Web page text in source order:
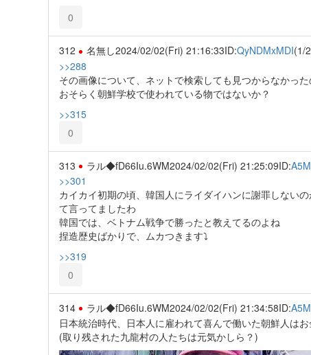
0
312 名無し2024/02/02(Fri) 21:16:33ID:QyNDMxMDI(1/
>>288
その画像について、ネットで検索しても見つからなかった
おそらく朝鮮学校で使われている物ではないか？
>>315
0
313 ラル◆fD66Iu.6WM2024/02/02(Fri) 21:25:09ID:
>>301
カイカイ初期の頃、韓国人にライダイハンに謝罪しない
て言ってましたわ
韓国では、ベトナム戦争で勝ったと教えてるのよね
捏造歴史ばかりで、ムカつきます⤵️
>>319
0
314 ラル◆fD66Iu.6WM2024/02/02(Fri) 21:34:58ID:
日本統治時代、日本人に雇われて喜んで働いた朝鮮人
(取り残された九龍村の人たちは元気かしら？)